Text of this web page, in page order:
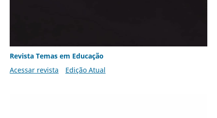
Revista Temas em Educação
Acessar revista
Edição Atual